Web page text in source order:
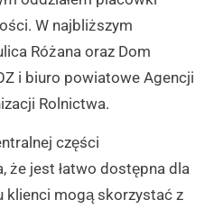
W najbliższym
Różana oraz Dom
i biuro powiatowe Agencji
Rolnictwa.
części
że jest łatwo dostępna dla
klienci mogą skorzystać z